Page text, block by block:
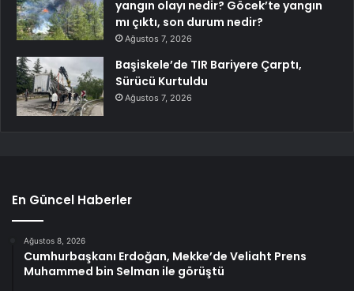
yangın olayı nedir? Göcek’te yangın
mı çıktı, son durum nedir?
Ağustos 7, 2026
Başiskele’de TIR Bariyere Çarptı,
Sürücü Kurtuldu
Ağustos 7, 2026
En Güncel Haberler
Ağustos 8, 2026
Cumhurbaşkanı Erdoğan, Mekke’de Veliaht Prens
Muhammed bin Selman ile görüştü